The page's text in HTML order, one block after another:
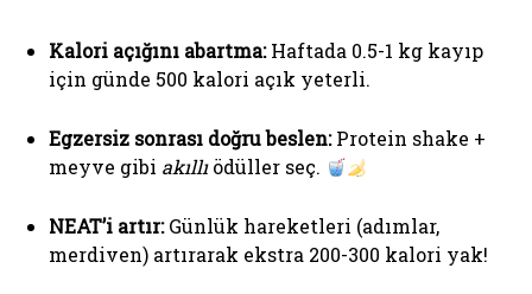
Kalori açığını abartma:Haftada 0.5-1 kg kayıp
için günde 500 kalori açık yeterli.
Egzersiz sonrası doğru beslen:Protein shake +
meyve gibi akıllıödüller seç.
NEAT’i artır:Günlük hareketleri (adımlar,
merdiven) artırarak ekstra 200-300 kalori yak!